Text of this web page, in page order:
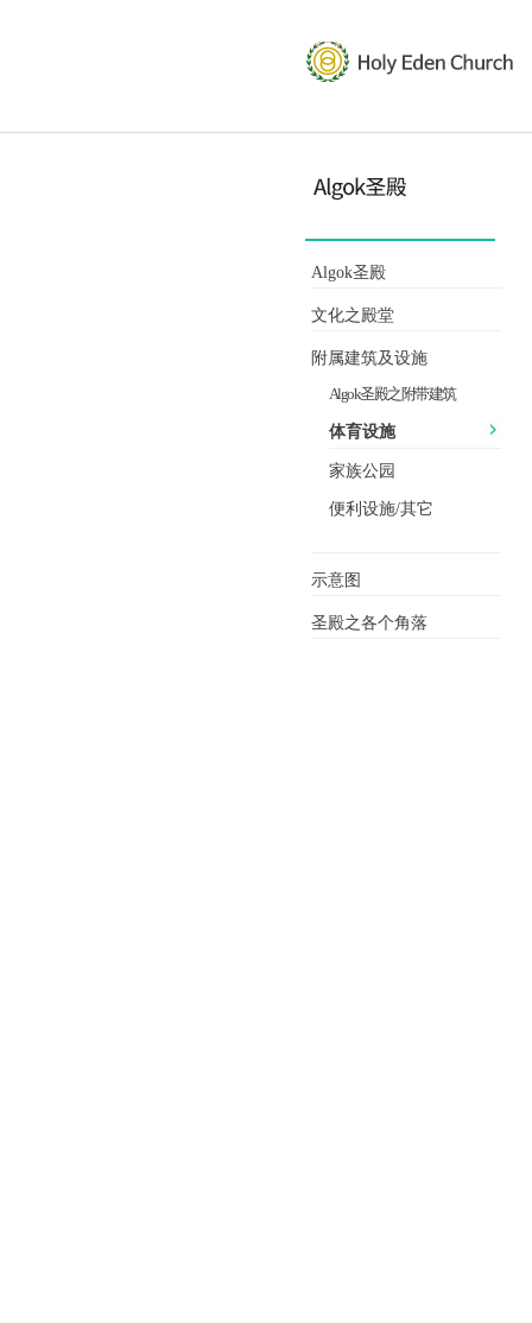
Algok圣殿
文化之殿堂
附属建筑及设施
Algok圣殿之附带建筑
体育设施
家族公园
便利设施/其它
示意图
圣殿之各个角落